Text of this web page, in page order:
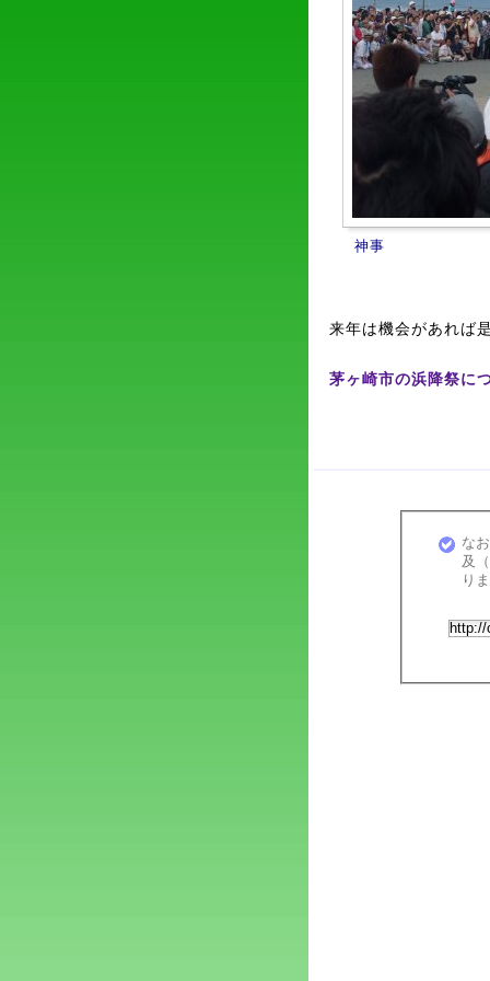
神事
来年は機会があれば
茅ヶ崎市の浜降祭に
な
及
り